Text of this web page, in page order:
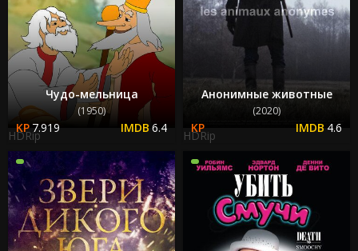
Чудо-мельница
(1950)
7.919 6.4
HDRip
Анонимные животные
(2020)
4.6
HDRip